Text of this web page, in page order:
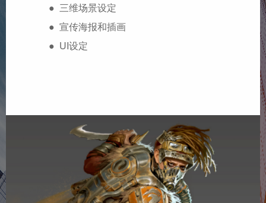
● 三维场景设定
● 宣传海报和插画
● UI设定